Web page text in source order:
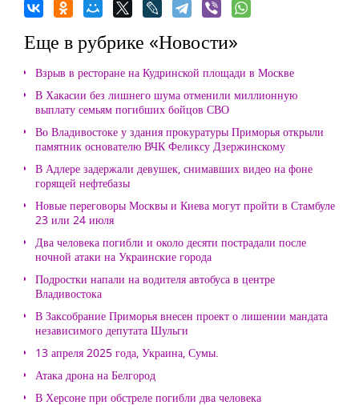
Еще в рубрике «Новости»
Взрыв в ресторане на Кудринской площади в Москве
В Хакасии без лишнего шума отменили миллионную
выплату семьям погибших бойцов СВО
Во Владивостоке у здания прокуратуры Приморья открыли
памятник основателю ВЧК Феликсу Дзержинскому
В Адлере задержали девушек, снимавших видео на фоне
горящей нефтебазы
Новые переговоры Москвы и Киева могут пройти в Стамбуле
23 или 24 июля
Два человека погибли и около десяти пострадали после
ночной атаки на Украинские города
Подростки напали на водителя автобуса в центре
Владивостока
В Заксобрание Приморья внесен проект о лишении мандата
независимого депутата Шульги
13 апреля 2025 года, Украина, Сумы.
Атака дрона на Белгород
В Херсоне при обстреле погибли два человека